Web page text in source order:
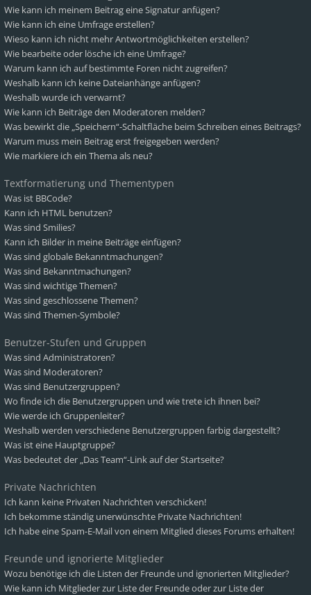
Wie kann ich meinem Beitrag eine Signatur anfügen?
Wie kann ich eine Umfrage erstellen?
Wieso kann ich nicht mehr Antwortmöglichkeiten erstellen?
Wie bearbeite oder lösche ich eine Umfrage?
Warum kann ich auf bestimmte Foren nicht zugreifen?
Weshalb kann ich keine Dateianhänge anfügen?
Weshalb wurde ich verwarnt?
Wie kann ich Beiträge den Moderatoren melden?
Was bewirkt die „Speichern“-Schaltfläche beim Schreiben eines Beitrags?
Warum muss mein Beitrag erst freigegeben werden?
Wie markiere ich ein Thema als neu?
Textformatierung und Thementypen
Was ist BBCode?
Kann ich HTML benutzen?
Was sind Smilies?
Kann ich Bilder in meine Beiträge einfügen?
Was sind globale Bekanntmachungen?
Was sind Bekanntmachungen?
Was sind wichtige Themen?
Was sind geschlossene Themen?
Was sind Themen-Symbole?
Benutzer-Stufen und Gruppen
Was sind Administratoren?
Was sind Moderatoren?
Was sind Benutzergruppen?
Wo finde ich die Benutzergruppen und wie trete ich ihnen bei?
Wie werde ich Gruppenleiter?
Weshalb werden verschiedene Benutzergruppen farbig dargestellt?
Was ist eine Hauptgruppe?
Was bedeutet der „Das Team“-Link auf der Startseite?
Private Nachrichten
Ich kann keine Privaten Nachrichten verschicken!
Ich bekomme ständig unerwünschte Private Nachrichten!
Ich habe eine Spam-E-Mail von einem Mitglied dieses Forums erhalten!
Freunde und ignorierte Mitglieder
Wozu benötige ich die Listen der Freunde und ignorierten Mitglieder?
Wie kann ich Mitglieder zur Liste der Freunde oder zur Liste der